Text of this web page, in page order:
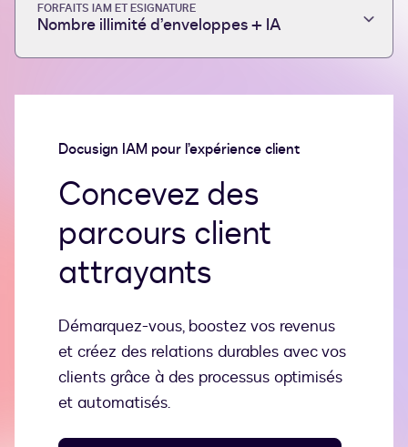
FORFAITS IAM ET ESIGNATURE
Nombre illimité d’enveloppes + IA
Docusign IAM pour l’expérience client
Concevez des
parcours client
attrayants
Démarquez-vous, boostez vos revenus
et créez des relations durables avec vos
clients grâce à des processus optimisés
et automatisés.